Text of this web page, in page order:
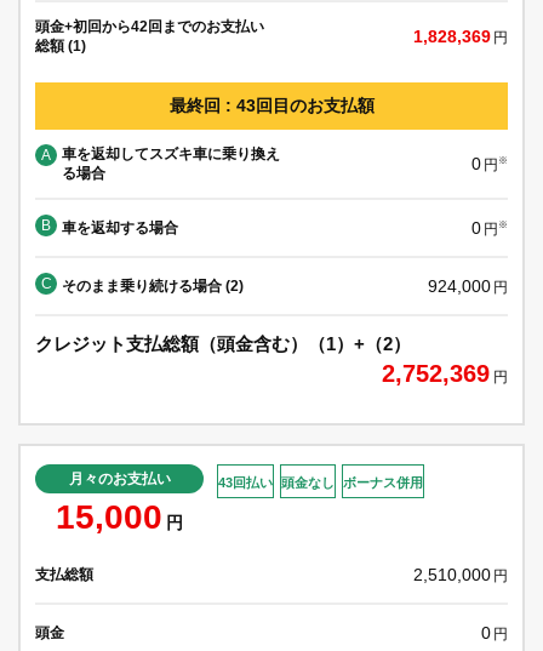
頭金+初回から42回までのお支払い
総額 (1)
1,828,369 円
最終回 : 43回目のお支払額
A
車を返却してスズキ車に乗り換え
る場合
0 円 ※
B 車を返却する場合 0 円 ※
C そのまま乗り続ける場合 (2) 924,000 円
クレジット支払総額（頭金含む）（1）+（2）
2,752,369 円
月々のお支払い
15,000 円
43回払い 頭金なし ボーナス併用
支払総額 2,510,000 円
頭金 0 円